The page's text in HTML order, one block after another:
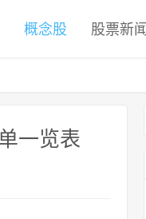
概念股 股票新闻
一览表